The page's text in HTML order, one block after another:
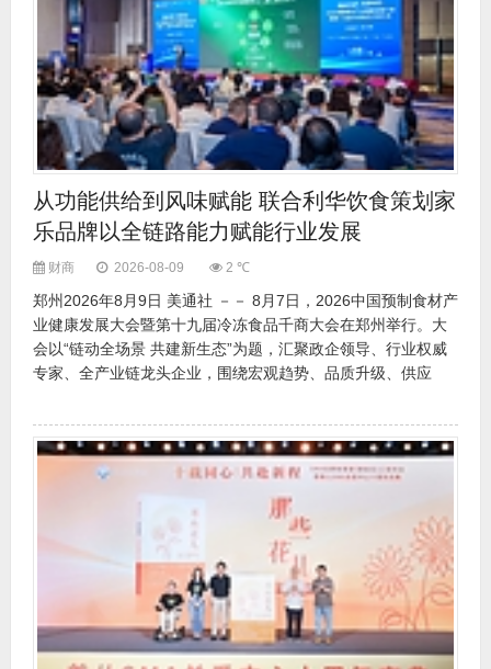
从功能供给到风味赋能 联合利华饮食策划家
乐品牌以全链路能力赋能行业发展
财商 2026-08-09 2 ℃
郑州2026年8月9日 美通社 －－ 8月7日，2026中国预制食材产
业健康发展大会暨第十九届冷冻食品千商大会在郑州举行。大
会以“链动全场景 共建新生态”为题，汇聚政企领导、行业权威
专家、全产业链龙头企业，围绕宏观趋势、品质升级、供应